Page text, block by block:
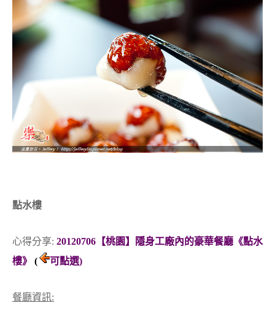
點水樓
心得分享: 20120706【桃園】隱身工廠內的豪華餐廳《點水
樓》
( 可點選)
餐廳資訊: